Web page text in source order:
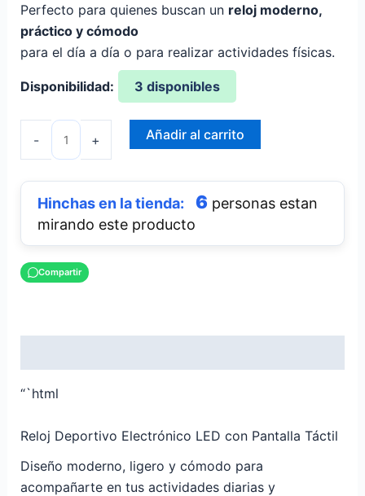
Perfecto para quienes buscan un reloj moderno,
práctico y cómodo
para el día a día o para realizar actividades físicas.
Disponibilidad: 3 disponibles
- + Añadir al carrito
6 personas estan
mirando este producto
Compartir
“`html
Reloj Deportivo Electrónico LED con Pantalla Táctil
Diseño moderno, ligero y cómodo para
acompañarte en tus actividades diarias y